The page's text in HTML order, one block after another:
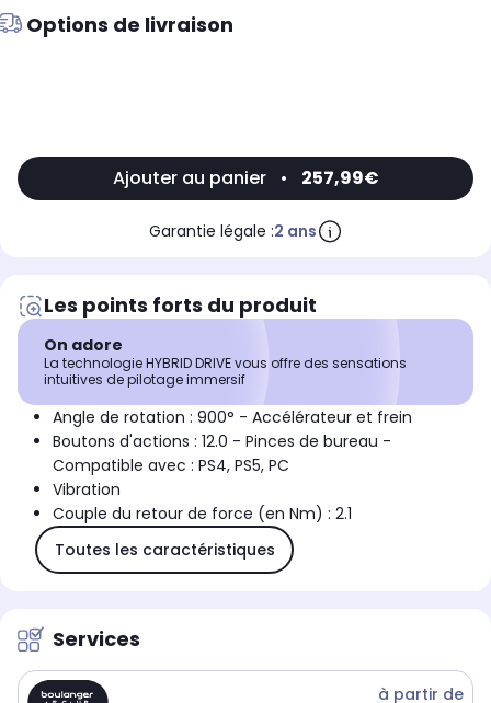
Options de livraison
Ajouter au panier • 257,99€
Garantie légale :2 ans
Les points forts du produit
On adore
La technologie HYBRID DRIVE vous offre des sensations
intuitives de pilotage immersif
Angle de rotation : 900° - Accélérateur et frein
Boutons d'actions : 12.0 - Pinces de bureau -
Compatible avec : PS4, PS5, PC
Vibration
Couple du retour de force (en Nm) : 2.1
Toutes les caractéristiques
Services
à partir de